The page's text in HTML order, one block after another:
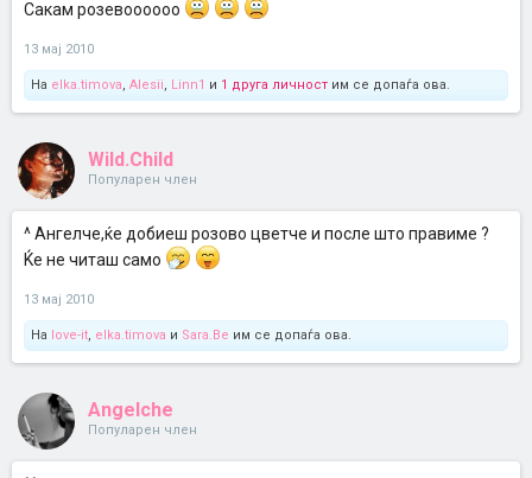
Сакам розевоооооо
13 мај 2010
На elka.timova, Alesii, Linn1 и 1 друга личност им се допаѓа ова.
Wild.Child
Популарен член
^ Ангелче,ќе добиеш розово цветче и после што правиме ?
Ќе не читаш само
13 мај 2010
На love-it, elka.timova и Sara.Be им се допаѓа ова.
Angelche
Популарен член